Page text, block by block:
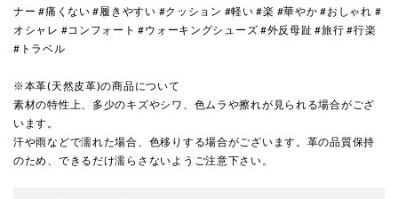
ナー #痛くない #履きやすい #クッション #軽い #楽 #華やか #おしゃれ #
オシャレ #コンフォート #ウォーキングシューズ #外反母趾 #旅行 #行楽
#トラベル
※本革(天然皮革)の商品について
素材の特性上、多少のキズやシワ、色ムラや擦れが見られる場合がござ
います。
汗や雨などで濡れた場合、色移りする場合がございます。革の品質保持
のため、できるだけ濡らさないようご注意下さい。